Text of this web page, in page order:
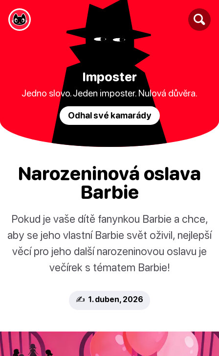
Imposter
Jedno slovo. Jeden imposter. Nulová důvěra.
Odhal své kamarády
Narozeninová oslava
Barbie
Pokud je vaše dítě fanynkou Barbie a chce,
aby se jeho vlastní Barbie svět oživil, nejlepší
věcí pro jeho další narozeninovou oslavu je
večírek s tématem Barbie!
✍️ 1. duben, 2026